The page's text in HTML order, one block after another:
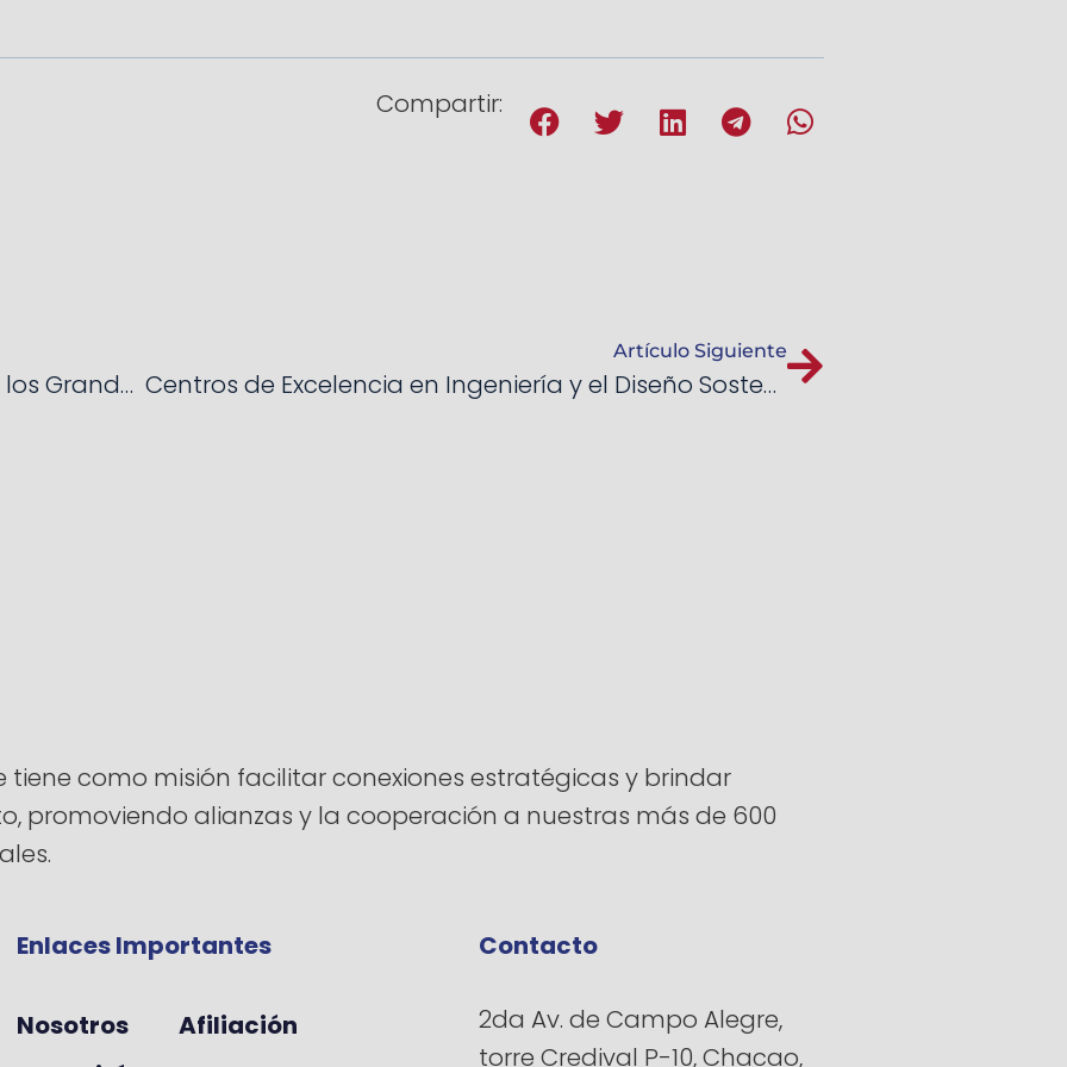
Compartir:
Ley Constitucional que crea el Impuesto a los Grandes Patrimonios
Artículo Siguiente
Centros de Excelencia en Ingeniería y el Diseño Sostenible
como misión facilitar conexiones estratégicas y brindar
promoviendo alianzas y la cooperación a nuestras más de 600
Enlaces Importantes Contacto
Nosotros
Afiliación
2da Av. de Campo Alegre,
torre Credival P-10, Chacao,